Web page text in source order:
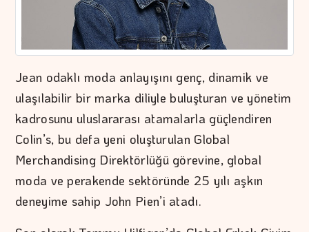
Jean odaklı moda anlayışını genç, dinamik ve
ulaşılabilir bir marka diliyle buluşturan ve yönetim
kadrosunu uluslararası atamalarla güçlendiren
Colin’s, bu defa yeni oluşturulan Global
Merchandising Direktörlüğü görevine, global
moda ve perakende sektöründe 25 yılı aşkın
deneyime sahip John Pien’i atadı.